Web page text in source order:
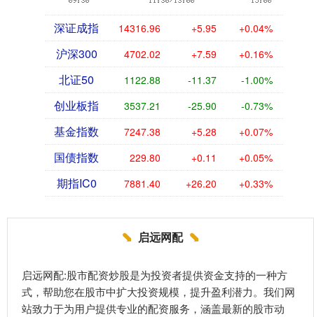
深证成指 14316.96 +5.95 +0.04%
沪深300 4702.02 +7.59 +0.16%
北证50 1122.88 -11.37 -1.00%
创业板指 3537.21 -25.90 -0.73%
基金指数 7247.38 +5.28 +0.07%
国债指数 229.80 +0.11 +0.05%
期指IC0 7881.40 +26.20 +0.33%
启远网配
启远网配:股市配资炒股是为投资者提供资金支持的一种方
式，帮助您在股市中扩大投资规模，提升盈利潜力。我们网
站致力于为用户提供专业的配资服务，涵盖最新的股市动